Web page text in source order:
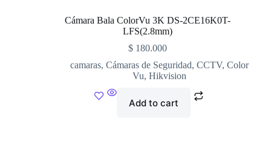
Cámara Bala ColorVu 3K DS-2CE16K0T-
LFS(2.8mm)
$180.000
camaras,Cámaras de Seguridad,CCTV,Color
Vu,Hikvision
Add to cart